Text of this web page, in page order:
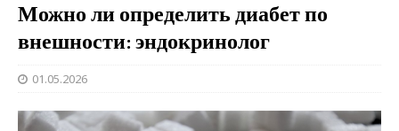
Можно ли определить диабет по
внешности: эндокринолог
01.05.2026